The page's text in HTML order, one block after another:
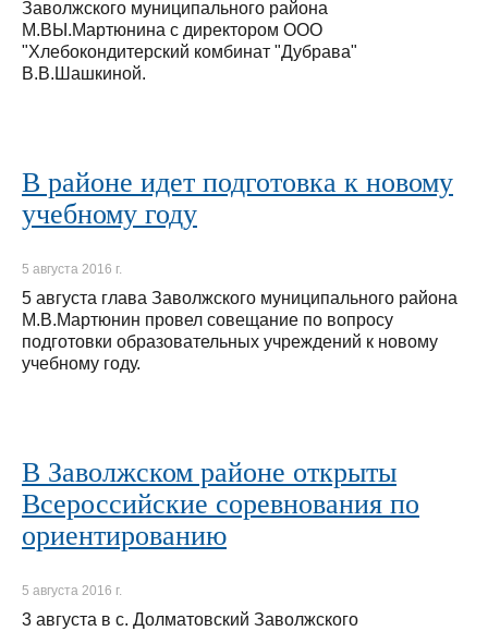
Заволжского муниципального района
М.ВЫ.Мартюнина с директором ООО
"Хлебокондитерский комбинат "Дубрава"
В.В.Шашкиной.
В районе идет подготовка к новому
учебному году
5 августа 2016 г.
5 августа глава Заволжского муниципального района
М.В.Мартюнин провел совещание по вопросу
подготовки образовательных учреждений к новому
учебному году.
В Заволжском районе открыты
Всероссийские соревнования по
ориентированию
5 августа 2016 г.
3 августа в с. Долматовский Заволжского